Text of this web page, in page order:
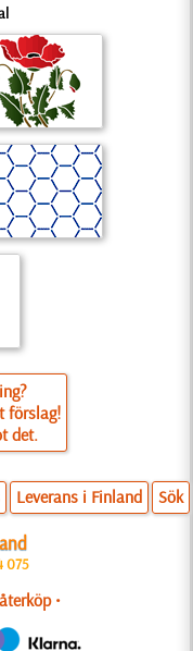
förslag!
det.
Leverans i Finland Sök
075
•